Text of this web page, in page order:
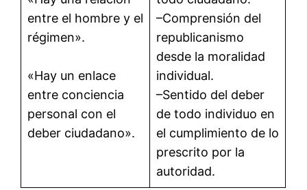
entre el hombre y el
régimen».
«Hay un enlace
entre conciencia
personal con el
deber ciudadano».
–Comprensión del
republicanismo
desde la moralidad
individual.
–Sentido del deber
de todo individuo en
el cumplimiento de lo
prescrito por la
autoridad.